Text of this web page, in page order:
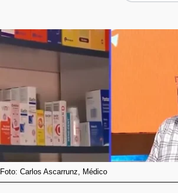
Foto: Carlos Ascarrunz, Médico